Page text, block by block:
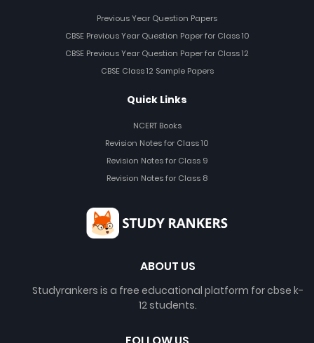
Previous Year Question Papers
CBSE Previous Year Question Paper for Class 10
CBSE Previous Year Question Paper for Class 12
CBSE Class 12 Sample Papers
Quick Links
NCERT Books
Revision Notes for Class 10
Revision Notes for Class 9
Revision Notes for Class 8
ABOUT US
Studyrankers is a free educational platform for cbse k-
12 students.